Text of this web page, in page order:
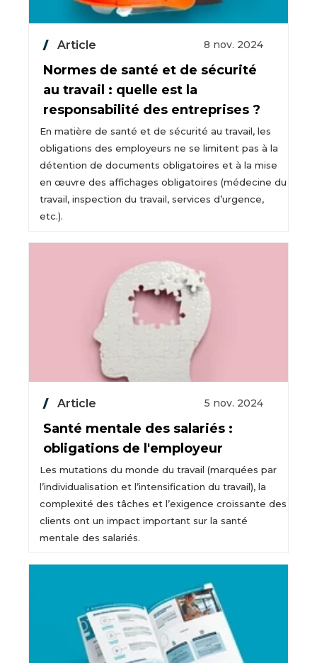
Article 8 nov. 2024
Normes de santé et de sécurité
au travail : quelle est la
responsabilité des entreprises ?
En matière de santé et de sécurité au travail, les
obligations des employeurs ne se limitent pas à la
détention de documents obligatoires et à la mise
en œuvre des affichages obligatoires (médecine du
travail, inspection du travail, services d’urgence,
etc.).
Article 5 nov. 2024
Santé mentale des salariés :
obligations de l'employeur
Les mutations du monde du travail (marquées par
l’individualisation et l’intensification du travail), la
complexité des tâches et l’exigence croissante des
clients ont un impact important sur la santé
mentale des salariés.